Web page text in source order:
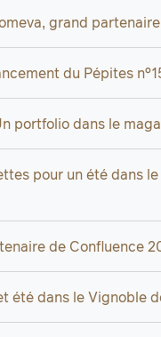
grand
du Pépites
portfolio dans le
pour un été dans
de Confluence
été dans le Vignoble